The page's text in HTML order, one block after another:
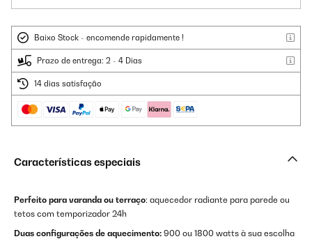
Baixo Stock - encomende rapidamente !
Prazo de entrega: 2 - 4 Dias
14 dias satisfação
Características especiais
Perfeito para varanda ou terraço: aquecedor radiante para parede ou
tetos com temporizador 24h
Duas configurações de aquecimento: 900 ou 1800 watts à sua escolha